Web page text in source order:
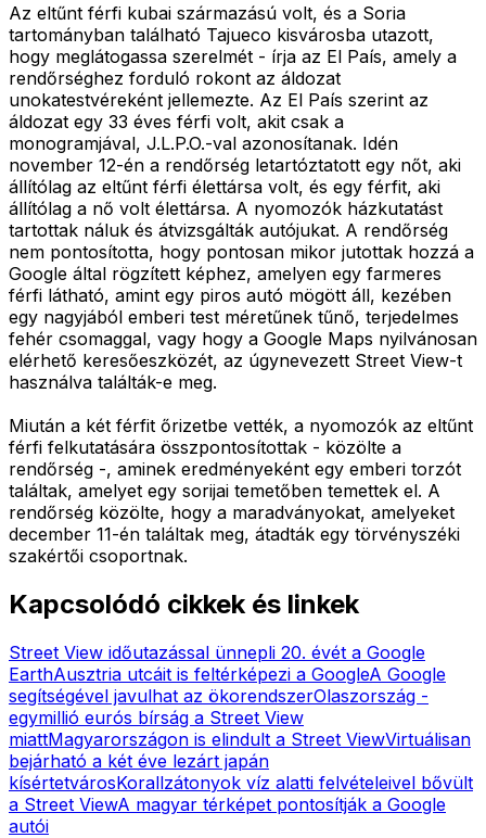
Az eltűnt férfi kubai származású volt, és a Soria
tartományban található Tajueco kisvárosba utazott,
hogy meglátogassa szerelmét - írja az El País, amely a
rendőrséghez forduló rokont az áldozat
unokatestvéreként jellemezte. Az El País szerint az
áldozat egy 33 éves férfi volt, akit csak a
monogramjával, J.L.P.O.-val azonosítanak. Idén
november 12-én a rendőrség letartóztatott egy nőt, aki
állítólag az eltűnt férfi élettársa volt, és egy férfit, aki
állítólag a nő volt élettársa. A nyomozók házkutatást
tartottak náluk és átvizsgálták autójukat. A rendőrség
nem pontosította, hogy pontosan mikor jutottak hozzá a
Google által rögzített képhez, amelyen egy farmeres
férfi látható, amint egy piros autó mögött áll, kezében
egy nagyjából emberi test méretűnek tűnő, terjedelmes
fehér csomaggal, vagy hogy a Google Maps nyilvánosan
elérhető keresőeszközét, az úgynevezett Street View-t
használva találták-e meg.
Miután a két férfit őrizetbe vették, a nyomozók az eltűnt
férfi felkutatására összpontosítottak - közölte a
rendőrség -, aminek eredményeként egy emberi torzót
találtak, amelyet egy sorijai temetőben temettek el. A
rendőrség közölte, hogy a maradványokat, amelyeket
december 11-én találtak meg, átadták egy törvényszéki
szakértői csoportnak.
Kapcsolódó cikkek és linkek
Street View időutazással ünnepli 20. évét a Google
EarthAusztria utcáit is feltérképezi a GoogleA Google
segítségével javulhat az ökorendszerOlaszország -
egymillió eurós bírság a Street View
miattMagyarországon is elindult a Street ViewVirtuálisan
bejárható a két éve lezárt japán
kísértetvárosKorallzátonyok víz alatti felvételeivel bővült
a Street ViewA magyar térképet pontosítják a Google
autói